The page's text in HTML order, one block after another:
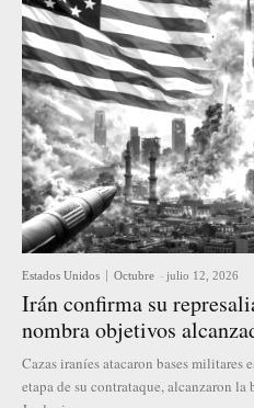
Estados Unidos Octubre - julio 12, 2026
Irán confirma su
nombra objetivos
Cazas iraníes atacaron bases militares
etapa de su contrataque, alcanzaron la